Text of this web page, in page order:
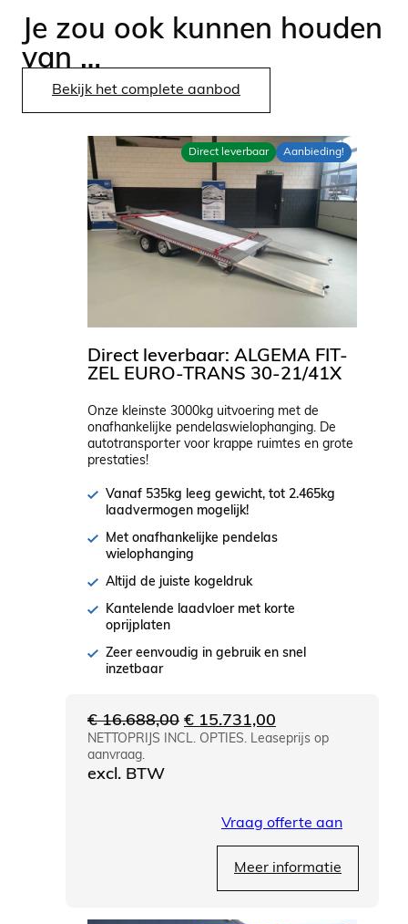
Je zou ook kunnen houden
van …
Bekijk het complete aanbod
Direct leverbaar Aanbieding!
Direct leverbaar: ALGEMA FIT-
ZEL EURO-TRANS 30-21/41X
Onze kleinste 3000kg uitvoering met de
onafhankelijke pendelaswielophanging. De
autotransporter voor krappe ruimtes en grote
prestaties!
Vanaf 535kg leeg gewicht, tot 2.465kg
laadvermogen mogelijk!
Met onafhankelijke pendelas
wielophanging
Altijd de juiste kogeldruk
Kantelende laadvloer met korte
oprijplaten
Zeer eenvoudig in gebruik en snel
inzetbaar
€16.688,00 Oorspronkelijke
prijs
€ 15.731,00
prijs
NETTOPRIJS INCL. OPTIES. Leaseprijs op
aanvraag.
excl. BTW
Vraag offerte aan
Meer informatie